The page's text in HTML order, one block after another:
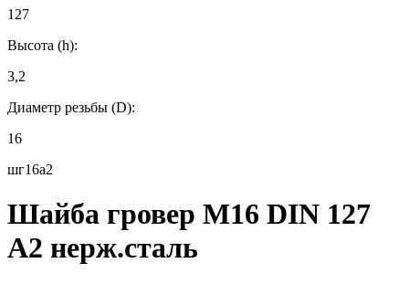
127
Высота (h):
3,2
Диаметр резьбы (D):
16
шг16а2
Шайба гровер М16 DIN 127
А2 нерж.сталь